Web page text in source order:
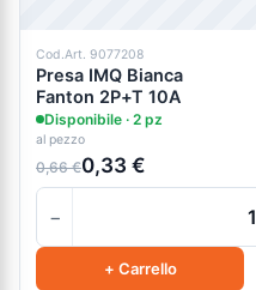
Cod.Art. 9077208
Presa IMQ Bianca
Fanton 2P+T 10A
Disponibile · 2 pz
al pezzo
0,66 €0,33 €
−
+ Carrello